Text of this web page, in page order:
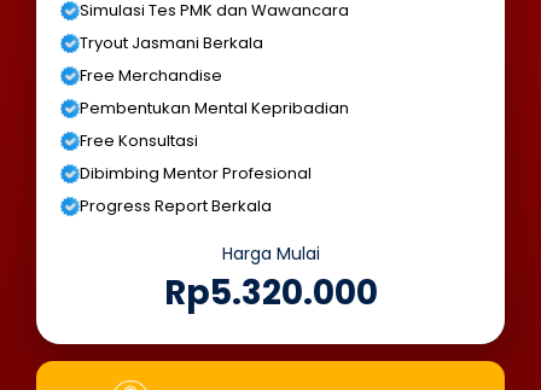
Simulasi Tes PMK dan Wawancara
Tryout Jasmani Berkala
Free Merchandise
Pembentukan Mental Kepribadian
Free Konsultasi
Dibimbing Mentor Profesional
Progress Report Berkala
Harga Mulai
Rp5.320.000